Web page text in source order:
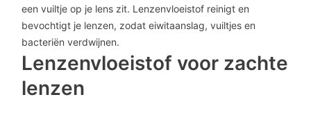
een vuiltje op je lens zit. Lenzenvloeistof reinigt en
bevochtigt je lenzen, zodat eiwitaanslag, vuiltjes en
bacteriën verdwijnen.
Lenzenvloeistof voor zachte
lenzen